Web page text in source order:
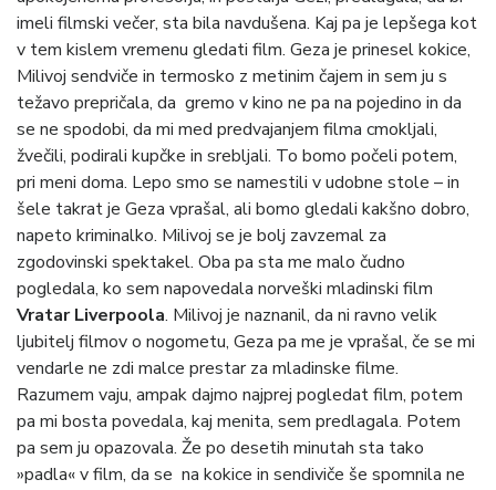
imeli filmski večer, sta bila navdušena. Kaj pa je lepšega kot
v tem kislem vremenu gledati film. Geza je prinesel kokice,
Milivoj sendviče in termosko z metinim čajem in sem ju s
težavo prepričala, da gremo v kino ne pa na pojedino in da
se ne spodobi, da mi med predvajanjem filma cmokljali,
žvečili, podirali kupčke in srebljali. To bomo počeli potem,
pri meni doma. Lepo smo se namestili v udobne stole – in
šele takrat je Geza vprašal, ali bomo gledali kakšno dobro,
napeto kriminalko. Milivoj se je bolj zavzemal za
zgodovinski spektakel. Oba pa sta me malo čudno
pogledala, ko sem napovedala norveški mladinski film
Vratar Liverpoola. Milivoj je naznanil, da ni ravno velik
ljubitelj filmov o nogometu, Geza pa me je vprašal, če se mi
vendarle ne zdi malce prestar za mladinske filme.
Razumem vaju, ampak dajmo najprej pogledat film, potem
pa mi bosta povedala, kaj menita, sem predlagala. Potem
pa sem ju opazovala. Že po desetih minutah sta tako
»padla« v film, da se na kokice in sendiviče še spomnila ne